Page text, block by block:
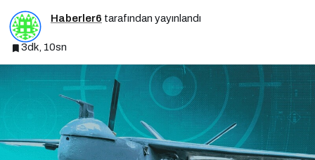
Haberler6 tarafından yayınlandı
3dk, 10sn